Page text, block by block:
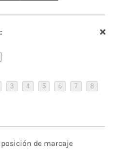
3 4 5 6 7 8
de marcaje